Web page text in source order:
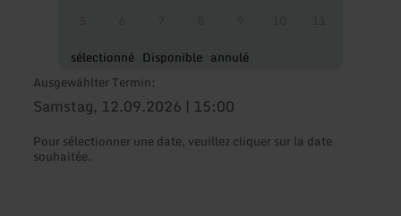
sélectionné Disponible annulé
Ausgewählter Termin:
Samstag, 12.09.2026 | 15:00
Pour sélectionner une date, veuillez cliquer sur la date
souhaitée.